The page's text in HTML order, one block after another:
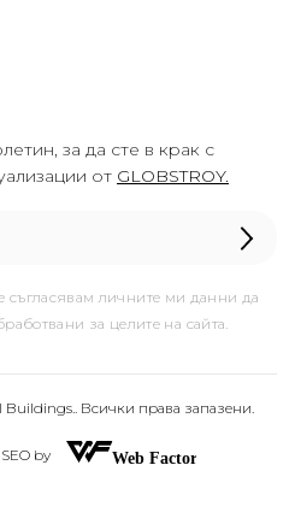
за да сте в крак с
от GLOBSTROY.
съгласявам личните ми данни да
за целите на сайта.
Всички права запазени.
by